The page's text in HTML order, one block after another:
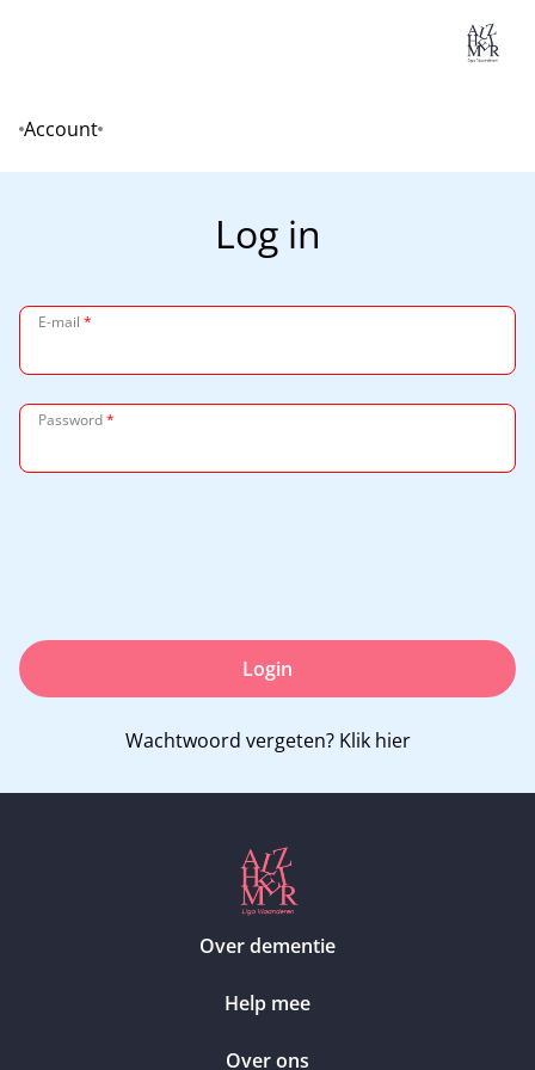
Home
Account
Log in
E-mail *
Password*
Login
Wachtwoord vergeten? Klik hier
Over dementie
Help mee
Over ons